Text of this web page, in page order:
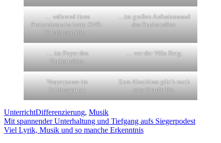
… während ihres
Probenbesuchs beim SWR-
Vokalensemble…
…im großen Aufnahmesaal
des Funkstudios.
… im Foyer des
Funkstudios.
… vor der Villa Berg.
Vesperpause im
Schlossgarten
Zum Abschluss gibt’s noch
eine Runde Eis.
UnterrichtDifferenzierung, Musik
Beitragsnavigation
Mit spannender Unterhaltung und Tiefgang aufs Siegerpodest
Viel Lyrik, Musik und so manche Erkenntnis